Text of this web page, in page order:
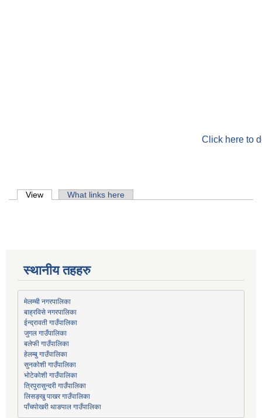
Click here to
Primary tabs
View (active tab)What links here
स्थानीय तहहरु
मेलम्ची नगरपालिका
बाह्रविसे नगरपालिका
ईन्द्रावती गाउँपालिका
जुगल गाउँपालिका
बलेफी गाउँपालिका
हेलम्बु गाउँपालिका
सुनकोशी गाउँपालिका
भोटेकोशी गाउँपालिका
त्रिपुरासुन्दरी गाउँपालिका
लिसङ्खु पाखर गाउँपालिका
पाँचपोखरी थाङपाल गाउँपालिका